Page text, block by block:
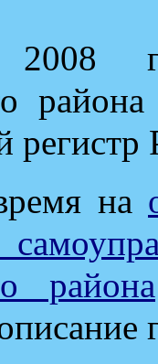
на
района